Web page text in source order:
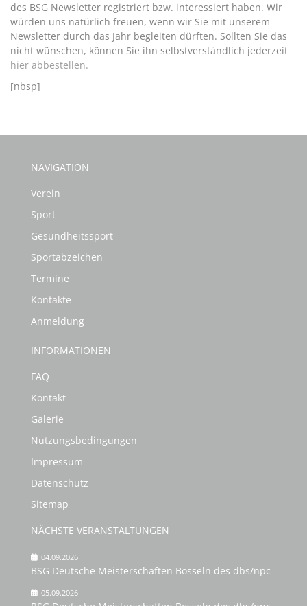
des BSG Newsletter registriert bzw. interessiert haben. Wir
würden uns natürlich freuen, wenn wir Sie mit unserem
Newsletter durch das Jahr begleiten dürften. Sollten Sie das
nicht wünschen, können Sie ihn selbstverständlich jederzeit
hier abbestellen.
[nbsp]
NAVIGATION
Verein
Sport
Gesundheitssport
Sportabzeichen
Termine
Kontakte
Anmeldung
INFORMATIONEN
FAQ
Kontakt
Galerie
Nutzungsbedingungen
Impressum
Datenschutz
Sitemap
NÄCHSTE VERANSTALTUNGEN
04.09.2026
BSG Deutsche Meisterschaften Bosseln des dbs/npc
05.09.2026